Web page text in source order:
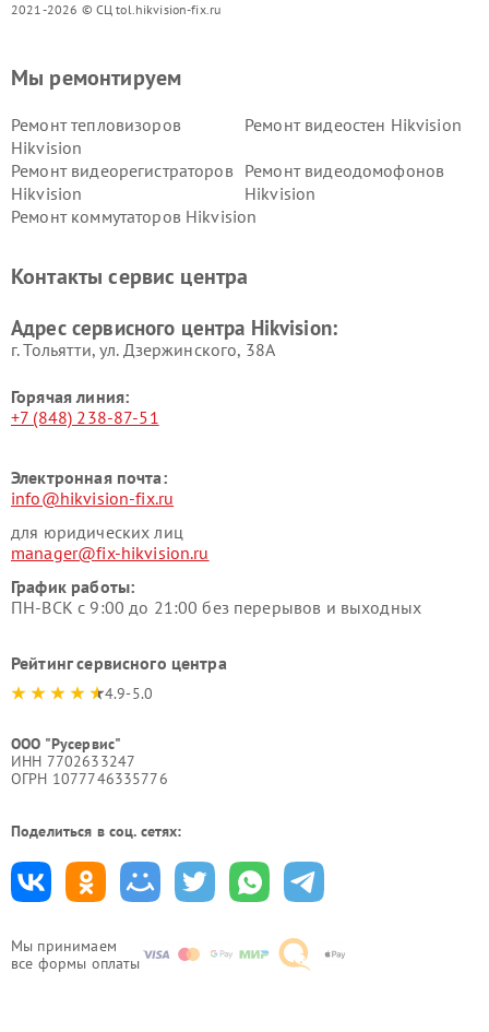
2021-2026 © СЦ tol.hikvision-fix.ru
Мы принимаем
все формы оплаты
Мы ремонтируем
Ремонт тепловизоров
Hikvision
Ремонт видеостен Hikvision
Ремонт видеорегистраторов
Hikvision
Ремонт видеодомофонов
Hikvision
Ремонт коммутаторов Hikvision
Контакты сервис центра
Адрес сервисного центра Hikvision:
г. Тольятти, ул. Дзержинского, 38А
Горячая линия:
+7 (848) 238-87-51
Электронная почта:
info@hikvision-fix.ru
для юридических лиц
manager@fix-hikvision.ru
График работы:
ПН-ВСК с 9:00 до 21:00 без перерывов и выходных
Рейтинг сервисного центра
4.9-5.0
ООО "Русервис"
ИНН 7702633247
ОГРН 1077746335776
Поделиться в соц. сетях: